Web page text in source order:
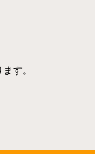
す。